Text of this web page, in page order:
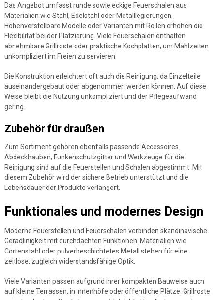
Das Angebot umfasst runde sowie eckige Feuerschalen aus
Materialien wie Stahl, Edelstahl oder Metalllegierungen.
Höhenverstellbare Modelle oder Varianten mit Rollen erhöhen die
Flexibilität bei der Platzierung. Viele Feuerschalen enthalten
abnehmbare Grillroste oder praktische Kochplatten, um Mahlzeiten
unkompliziert im Freien zu servieren.
Die Konstruktion erleichtert oft auch die Reinigung, da Einzelteile
auseinandergebaut oder abgenommen werden können. Auf diese
Weise bleibt die Nutzung unkompliziert und der Pflegeaufwand
gering.
Zubehör für draußen
Zum Sortiment gehören ebenfalls passende Accessoires.
Abdeckhauben, Funkenschutzgitter und Werkzeuge für die
Reinigung sind auf die Feuerstellen und Schalen abgestimmt. Mit
diesem Zubehör wird der sichere Betrieb unterstützt und die
Lebensdauer der Produkte verlängert.
Funktionales und modernes Design
Moderne Feuerstellen und Feuerschalen verbinden skandinavische
Geradlinigkeit mit durchdachten Funktionen. Materialien wie
Cortenstahl oder pulverbeschichtetes Metall stehen für eine
zeitlose, zugleich widerstandsfähige Optik.
Viele Varianten passen aufgrund ihrer kompakten Bauweise auch
auf kleine Terrassen, in Innenhöfe oder öffentliche Plätze. Grillroste